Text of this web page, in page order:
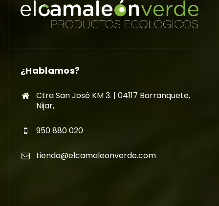
¿Hablamos?
Ctra San José KM 3. | 04117 Barranquete,
Nijar,
950 880 020
tienda@elcamaleonverde.com